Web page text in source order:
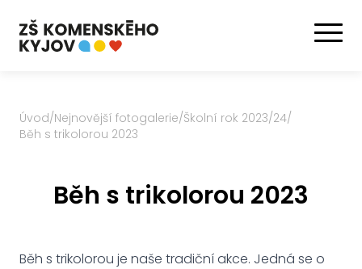
Úvod/Nejnovější fotogalerie/Školní rok 2023/24/
Běh s trikolorou 2023
Běh s trikolorou 2023
Běh s trikolorou je naše tradiční akce. Jedná se o